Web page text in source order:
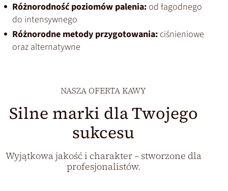
Różnorodność poziomów palenia: od łagodnego
do intensywnego
Różnorodne metody przygotowania: ciśnieniowe
oraz alternatywne
NASZA OFERTA KAWY
Silne marki dla Twojego
sukcesu
Wyjątkowa jakość i charakter – stworzone dla
profesjonalistów.